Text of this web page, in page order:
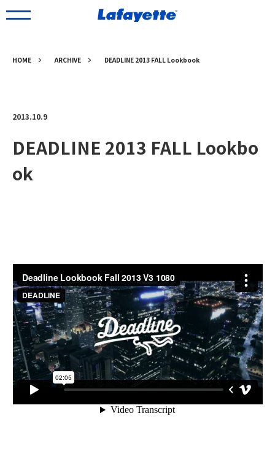
HOME ARCHIVE DEADLINE 2013 FALL Lookbook
2013.10.9
DEADLINE 2013 FALL Lookbo
ok